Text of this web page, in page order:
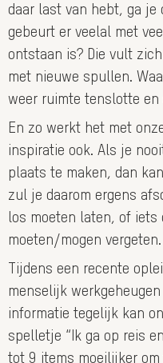
daar last van hebt, ga je
gebeurt er veelal met
ontstaan is? Die vult
met nieuwe spullen.
weer ruimte tenslotte
En zo werkt het met
inspiratie ook. Als je
plaats te maken, dan
zul je daarom ergens
los moeten laten, of iets
moeten/mogen vergeten.
Tijdens een recente
menselijk
informatie tegelijk kan
spelletje “Ik ga op reis
tot 9 items moeilijker